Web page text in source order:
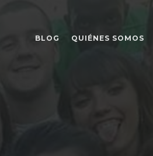
BLOG QUIÉNES SOMOS